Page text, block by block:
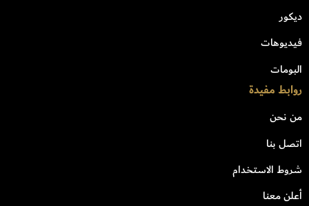
ديكور
فيديوهات
البومات
روابط مفيدة
من نحن
اتصل بنا
شروط الاستخدام
أعلن معنا